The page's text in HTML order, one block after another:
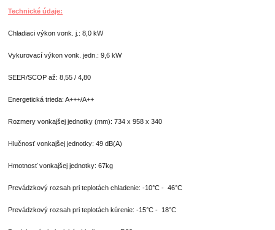
Technické údaje:
Chladiaci výkon vonk. j.: 8,0 kW
Vykurovací výkon vonk. jedn.: 9,6 kW
SEER/SCOP až: 8,55 / 4,80
Energetická trieda: A+++/A++
Rozmery vonkajšej jednotky (mm): 734 x 958 x 340
Hlučnosť vonkajšej jednotky: 49 dB(A)
Hmotnosť vonkajšej jednotky: 67kg
Prevádzkový rozsah pri teplotách chladenie: -10°C - 46°C
Prevádzkový rozsah pri teplotách kúrenie: -15°C - 18°C